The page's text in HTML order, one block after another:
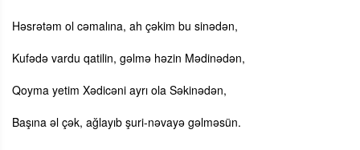
Həsrətəm ol cəmalına, ah çəkim bu sinədən,
Kufədə vardu qatilin, gəlmə həzin Mədinədən,
Qoyma yetim Xədicəni ayrı ola Səkinədən,
Başına əl çək, ağlayıb şuri-nəvayə gəlməsün.